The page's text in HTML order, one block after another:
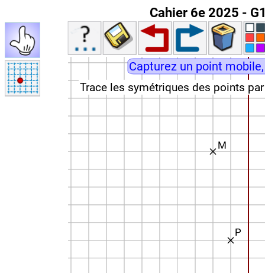
Cahier 6e 2025 -
P
M
Trace les symé­triques des points
Capturez un point